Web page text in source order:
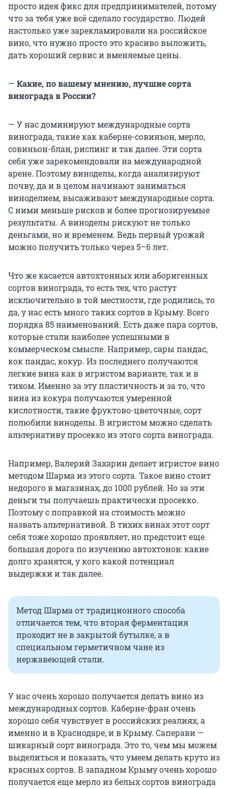
просто идея фикс для предпринимателей, потому
что за тебя уже всё сделало государство. Людей
настолько уже зарекламировали на российское
вино, что нужно просто это красиво выложить,
дать хороший сервис и вменяемые цены.
— Какие, по вашему мнению, лучшие сорта
винограда в России?
— У нас доминируют международные сорта
винограда, такие как каберне-совиньон, мерло,
совиньон-блан, рислинг и так далее. Эти сорта
себя уже зарекомендовали на международной
арене. Поэтому виноделы, когда анализируют
почву, да и в целом начинают заниматься
виноделием, высаживают международные сорта.
С ними меньше рисков и более прогнозируемые
результаты. А виноделы рискуют не только
деньгами, но и временем. Ведь первый урожай
можно получить только через 5–6 лет.
Что же касается автохтонных или аборигенных
сортов винограда, то есть тех, что растут
исключительно в той местности, где родились, то
да, у нас есть много таких сортов в Крыму. Всего
порядка 85 наименований. Есть даже пара сортов,
которые стали наиболее успешными в
коммерческом смысле. Например, сары пандас,
кок пандас, кокур. Из последнего получаются
легкие вина как в игристом варианте, так и в
тихом. Именно за эту пластичность и за то, что
вина из кокура получаются умеренной
кислотности, такие фруктово-цветочные, сорт
полюбили виноделы. В игристом можно сделать
альтернативу просекко из этого сорта винограда.
Например, Валерий Захарин делает игристое вино
методом Шарма из этого сорта. Такое вино стоит
недорого в магазинах, до 1000 рублей. Но за эти
деньги ты получаешь практически просекко.
Поэтому с поправкой на стоимость можно
назвать альтернативой. В тихих винах этот сорт
себя тоже хорошо проявляет, но предстоит еще
большая дорога по изучению автохтонов: какие
долго хранятся, у кого какой потенциал
выдержки и так далее.
Метод Шарма от традиционного способа
отличается тем, что вторая ферментация
проходит не в закрытой бутылке, а в
специальном герметичном чане из
нержавеющей стали.
У нас очень хорошо получается делать вино из
международных сортов. Каберне-фран очень
хорошо себя чувствует в российских реалиях, а
именно и в Краснодаре, и в Крыму. Саперави —
шикарный сорт винограда. Это то, чем мы можем
выделиться и показать, что умеем делать круто из
красных сортов. В западном Крыму очень хорошо
получается еще мерло из белых сортов винограда